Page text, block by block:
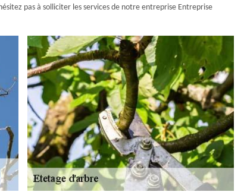
pas à solliciter les services de notre entreprise Entreprise